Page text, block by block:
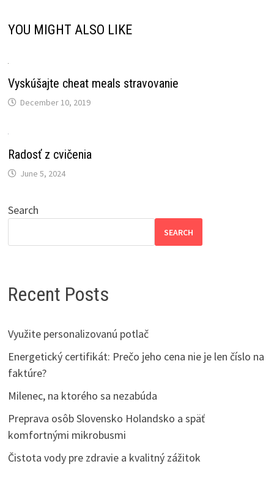
YOU MIGHT ALSO LIKE
Vyskúšajte cheat meals stravovanie
December 10, 2019
Radosť z cvičenia
June 5, 2024
Search
SEARCH
Recent Posts
Využite personalizovanú potlač
Energetický certifikát: Prečo jeho cena nie je len číslo na
faktúre?
Milenec, na ktorého sa nezabúda
Preprava osôb Slovensko Holandsko a späť
komfortnými mikrobusmi
Čistota vody pre zdravie a kvalitný zážitok